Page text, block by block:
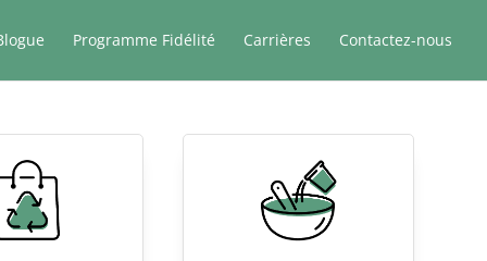
Programme Fidélité Carrières Contactez-nous